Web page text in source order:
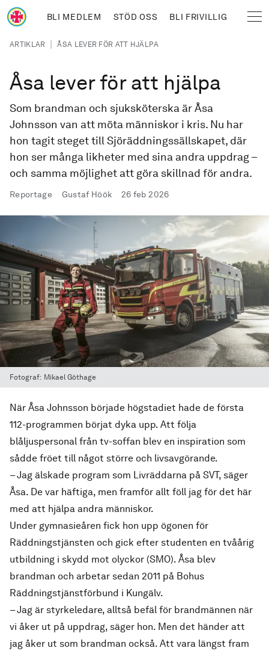
Hoppa till huvudinnehåll
BLI MEDLEM STÖD OSS BLI FRIVILLIG
Länkstig
ARTIKLAR | ÅSA LEVER FÖR ATT HJÄLPA
Åsa lever för att hjälpa
Som brandman och sjuksköterska är Åsa
Johnsson van att möta människor i kris. Nu har
hon tagit steget till Sjöräddningssällskapet, där
hon ser många likheter med sina andra uppdrag –
och samma möjlighet att göra skillnad för andra.
Reportage Gustaf Höök Publicerad
26 feb 2026
Fotograf: Mikael Göthage
När Åsa Johnsson började högstadiet hade de första
112-programmen börjat dyka upp. Att följa
blåljuspersonal från tv-soffan blev en inspiration som
sådde fröet till något större och livsavgörande.
– Jag älskade program som Livräddarna på SVT, säger
Åsa. De var häftiga, men framför allt föll jag för det här
med att hjälpa andra människor.
Under gymnasieåren fick hon upp ögonen för
Räddningstjänsten och gick efter studenten en tvåårig
utbildning i skydd mot olyckor (SMO). Åsa blev
brandman och arbetar sedan 2011 på Bohus
Räddningstjänstförbund i Kungälv.
– Jag är styrkeledare, alltså befäl för brandmännen när
vi åker ut på uppdrag, säger hon. Men det händer att
jag åker ut som brandman också. Att vara längst fram